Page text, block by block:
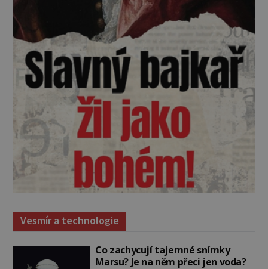
Vesmír a technologie
Co zachycují tajemné snímky
Marsu? Je na něm přeci jen voda?